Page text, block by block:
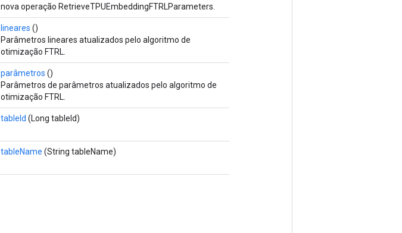
nova operação RetrieveTPUEmbeddingFTRLParameters.
lineares ()
Parâmetros lineares atualizados pelo algoritmo de
otimização FTRL.
parâmetros ()
Parâmetros de parâmetros atualizados pelo algoritmo de
otimização FTRL.
tableId (Long tableId)
tableName (String tableName)